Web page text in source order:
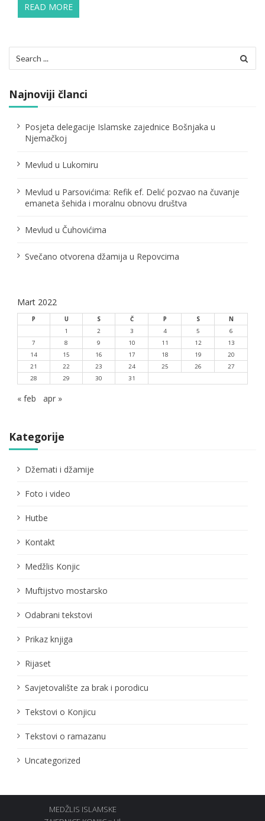
READ MORE
for:
Najnoviji članci
Posjeta delegacije Islamske zajednice Bošnjaka u
Njemačkoj
Mevlud u Lukomiru
Mevlud u Parsovićima: Refik ef. Delić pozvao na čuvanje
emaneta šehida i moralnu obnovu društva
Mevlud u Čuhovićima
Svečano otvorena džamija u Repovcima
Mart 2022
P U S Č P S
N
1
2 3 4 5
6
7
8 9 10 11 12
13
14
15 16 17 18 19
20
21
22 23 24 25 26
27
28
29 30 31
« feb apr »
Kategorije
Džemati i džamije
Foto i video
Hutbe
Kontakt
Medžlis Konjic
Muftijstvo mostarsko
Odabrani tekstovi
Prikaz knjiga
Rijaset
Savjetovalište za brak i porodicu
Tekstovi o Konjicu
Tekstovi o ramazanu
Uncategorized
MEDŽLIS ISLAMSKE